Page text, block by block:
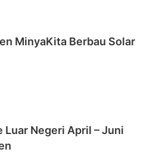
MinyaKita Berbau Solar
Luar Negeri April – Juni